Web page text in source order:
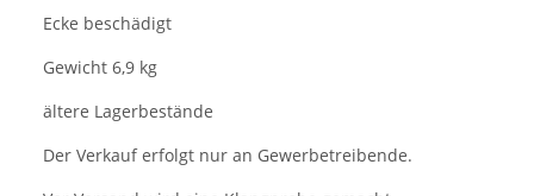
Ecke beschädigt
Gewicht 6,9 kg
ältere Lagerbestände
Der Verkauf erfolgt nur an Gewerbetreibende.